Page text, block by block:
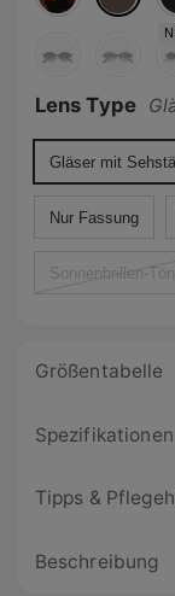
Lens Type
Gläser mit
Nur Fassung
Sonnenbrillen-
Größentabelle
Spezifikationen
Tipps &
Beschreibung